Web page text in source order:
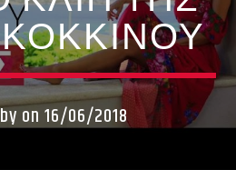
on 16/06/2018